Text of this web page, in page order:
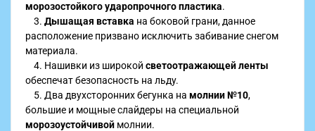
морозостойкого ударопрочного пластика.
3. Дышащая вставка на боковой грани, данное
расположение призвано исключить забивание снегом
материала.
4. Нашивки из широкой светоотражающей ленты
обеспечат безопасность на льду.
5. Два двухсторонних бегунка на молнии №10,
большие и мощные слайдеры на специальной
морозоустойчивой молнии.